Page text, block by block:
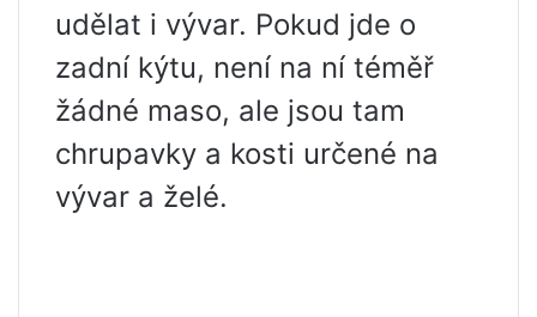
udělat i vývar. Pokud jde o
zadní kýtu, není na ní téměř
žádné maso, ale jsou tam
chrupavky a kosti určené na
vývar a želé.